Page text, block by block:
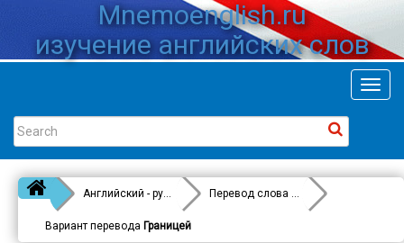
Mnemoenglish.ru
изучение английских слов
Английский - русский Перевод слова
Country
Вариант перевода Границей